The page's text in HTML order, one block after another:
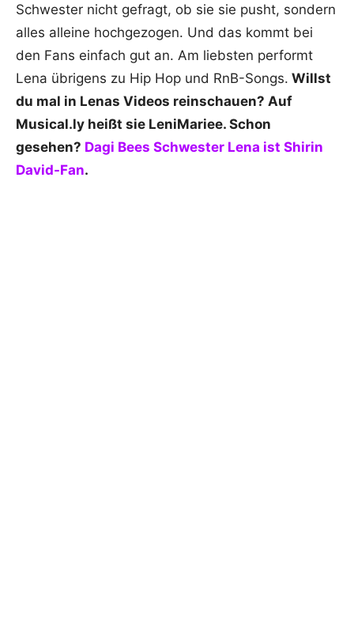
Schwester nicht gefragt, ob sie sie pusht, sondern
alles alleine hochgezogen. Und das kommt bei
den Fans einfach gut an. Am liebsten performt
Lena übrigens zu Hip Hop und RnB-Songs. Willst
du mal in Lenas Videos reinschauen? Auf
Musical.ly heißt sie LeniMariee. Schon
gesehen? Dagi Bees Schwester Lena ist Shirin
David-Fan.